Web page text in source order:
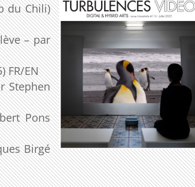
du Chili)
– par
FR/EN
Stephen
Pons
Birgé